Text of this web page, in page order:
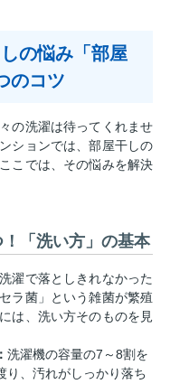
の悩み「部屋
のコツ
の洗濯は待ってくれませ
ションでは、部屋干しの
こでは、その悩みを解決
「洗い方」の基本
濯で落としきれなかった
ラ菌」という雑菌が繁殖
は、洗い方そのものを見
洗濯機の容量の7～8割を
り、汚れがしっかり落ち